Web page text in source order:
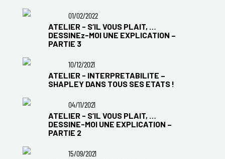
01/02/2022
ATELIER - S’IL VOUS PLAIT, …
DESSINEz-MOI UNE EXPLICATION –
PARTIE 3
10/12/2021
ATELIER - INTERPRETABILITE –
SHAPLEY DANS TOUS SES ETATS !
04/11/2021
ATELIER - S’IL VOUS PLAIT, …
DESSINE-MOI UNE EXPLICATION –
PARTIE 2
15/09/2021